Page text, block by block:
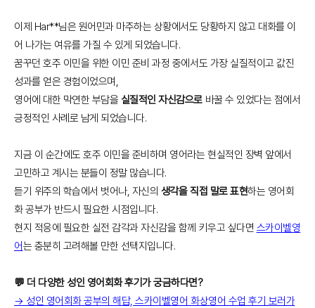
이제 Har**님은 원어민과 마주하는 상황에서도 당황하지 않고 대화를 이
어 나가는 여유를 가질 수 있게 되었습니다.
꿈꾸던 호주 이민을 위한 이민 준비 과정 중에서도 가장 실질적이고 값진
성과를 얻은 경험이었으며,
영어에 대한 막연한 부담을 실질적인 자신감으로 바꿀 수 있었다는 점에서
긍정적인 사례로 남게 되었습니다.
지금 이 순간에도 호주 이민을 준비하며 영어라는 현실적인 장벽 앞에서
고민하고 계시는 분들이 정말 많습니다.
듣기 위주의 학습에서 벗어나, 자신의 생각을 직접 말로 표현하는 영어회
화 공부가 반드시 필요한 시점입니다.
현지 적응에 필요한 실전 감각과 자신감을 함께 키우고 싶다면 스카이벨영
어는 충분히 고려해볼 만한 선택지입니다.
💬 더 다양한 성인 영어회화 후기가 궁금하다면?
→ 성인 영어회화 공부의 해답, 스카이벨영어 화상영어 수업 후기 보러가